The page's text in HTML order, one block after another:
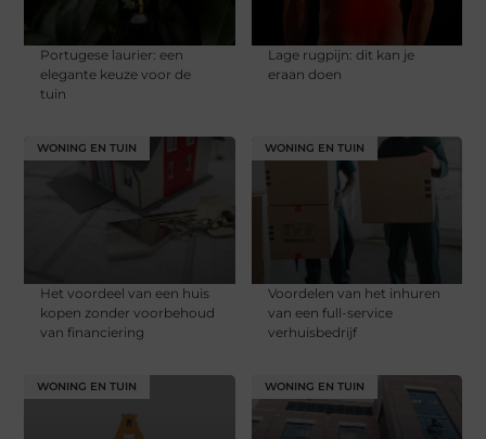
Portugese laurier: een
elegante keuze voor de
tuin
Lage rugpijn: dit kan je
eraan doen
WONING EN TUIN
Het voordeel van een huis
kopen zonder voorbehoud
van financiering
WONING EN TUIN
Voordelen van het inhuren
van een full-service
verhuisbedrijf
WONING EN TUIN WONING EN TUIN